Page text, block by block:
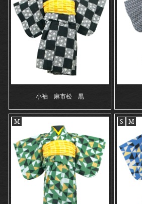
小袖 麻市松 黒
M S M